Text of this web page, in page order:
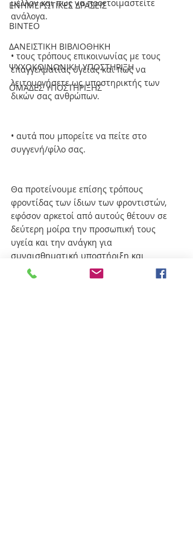
ΕΝΗΜΕΡΩΤΙΚΕΣ ΔΡΑΣΕΙΣ
ΒΙΝΤΕΟ
ΔΑΝΕΙΣΤΙΚΗ ΒΙΒΛΙΟΘΗΚΗ
ΨΥΧΟΚΟΙΝΩΝΙΚΗ ΥΠΟΣΤΗΡΙΞΗ
ΟΜΑΔΕΣ ΥΠΟΣΤΗΡΙΞΗΣ
μέλλον και πως να προετοιμαστείτε
ανάλογα.
• τους τρόπους επικοινωνίας με τους
επαγγελματίας υγείας και πως να
λειτουργήσετε ως υποστηρικτής των
δικών σας ανθρώπων.
• αυτά που μπορείτε να πείτε στο
συγγενή/φίλο σας.
Θα προτείνουμε επίσης τρόπους
φροντίδας των ίδιων των φροντιστών,
εφόσον αρκετοί από αυτούς θέτουν σε
δεύτερη μοίρα την προσωπική τους
υγεία και την ανάγκη για
συναισθηματική υποστήριξη και
ξεκούραση, σε σχέση με τις ανάγκες των
δικών τους ανθρώπων.